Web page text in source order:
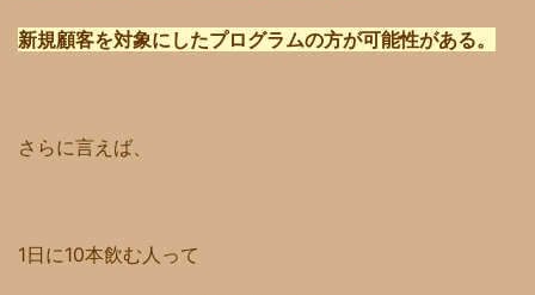
新規顧客を対象にしたプログラムの方が可能性がある。
さらに言えば、
1日に10本飲む人って